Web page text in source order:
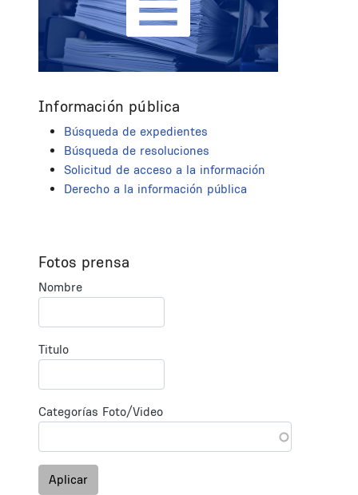
Información pública
Búsqueda de expedientes
Búsqueda de resoluciones
Solicitud de acceso a la información
Derecho a la información pública
Fotos prensa
Nombre
Titulo
Categorías Foto/Video
Aplicar